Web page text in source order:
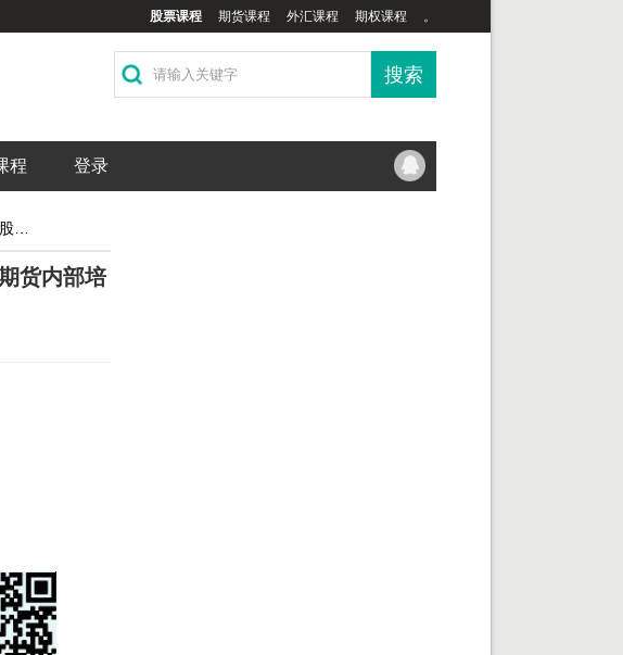
股票课程 期货课程 外汇课程 期权课程 。
程 登录
货内部培